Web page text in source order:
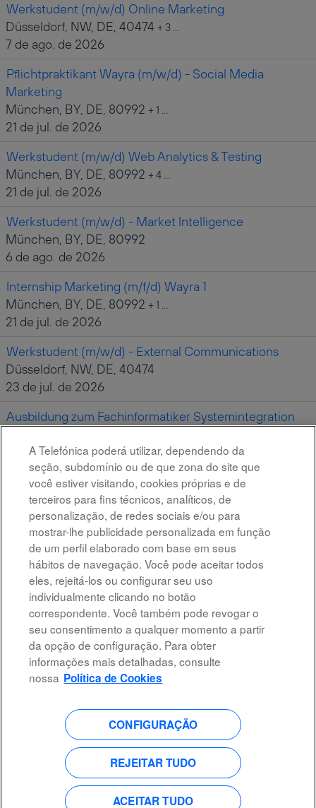
Werkstudent (m/w/d) Online Marketing
Düsseldorf, NW, DE, 40474 + 3 …
7 de ago. de 2026
Pflichtpraktikant Wayra (m/w/d) - Social Media
Marketing
München, BY, DE, 80992 + 1 …
21 de jul. de 2026
Werkstudent (m/w/d) Web Analytics & Testing
München, BY, DE, 80992 + 4 …
21 de jul. de 2026
Werkstudent (m/w/d) - Market Intelligence
München, BY, DE, 80992
6 de ago. de 2026
Internship Marketing (m/f/d) Wayra 1
München, BY, DE, 80992 + 1 …
21 de jul. de 2026
Werkstudent (m/w/d) - External Communications
Düsseldorf, NW, DE, 40474
23 de jul. de 2026
Ausbildung zum Fachinformatiker Systemintegration
Düsseldorf, NW, DE, 40474
17 de jul. de 2026
Resultados1 – 7
All rights reserved
Accessibility
Privacy Policy
b
e
A
b
r
e
e
m
A
b
r
e
e
m
A Telefónica poderá utilizar, dependendo da
seção, subdomínio ou de que zona do site que
você estiver visitando, cookies próprias e de
terceiros para fins técnicos, analíticos, de
personalização, de redes sociais e/ou para
mostrar-lhe publicidade personalizada em função
de um perfil elaborado com base em seus
hábitos de navegação. Você pode aceitar todos
eles, rejeitá-los ou configurar seu uso
individualmente clicando no botão
correspondente. Você também pode revogar o
seu consentimento a qualquer momento a partir
da opção de configuração. Para obter
informações mais detalhadas, consulte
nossa Política de Cookies
CONFIGURAÇÃO
REJEITAR TUDO
ACEITAR TUDO